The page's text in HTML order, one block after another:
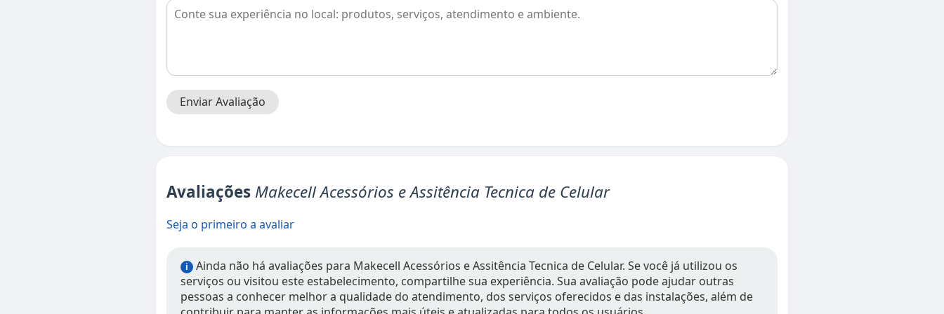
Enviar Avaliação
Avaliações Makecell Acessórios e Assitência Tecnica de Celular
Seja o primeiro a avaliar
i
Ainda não há avaliações para Makecell Acessórios e Assitência Tecnica de Celular. Se você já utilizou os
serviços ou visitou este estabelecimento, compartilhe sua experiência. Sua avaliação pode ajudar outras
pessoas a conhecer melhor a qualidade do atendimento, dos serviços oferecidos e das instalações, além de